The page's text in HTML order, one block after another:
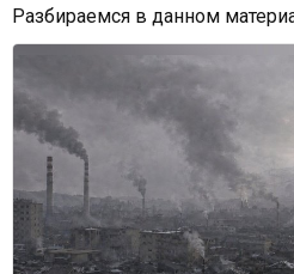
Разбираемся в данном